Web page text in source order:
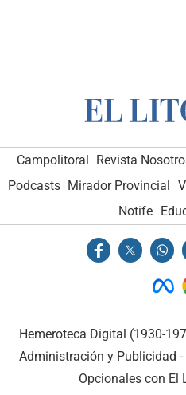
Campolitoral Revista
Podcasts Mirador Provincial
Notife
Hemeroteca Digital (1930-
Administración y Publicidad -
Opcionales con El